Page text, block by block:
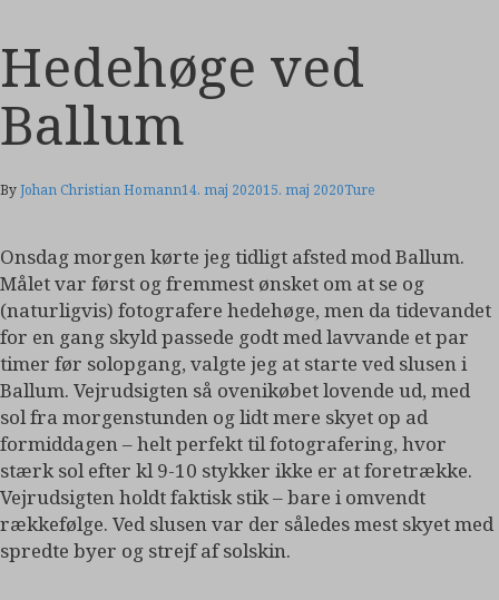
Hedehøge ved
Ballum
ByJohan Christian Homann14. maj 202015. maj 2020Ture
Onsdag morgen kørte jeg tidligt afsted mod Ballum.
Målet var først og fremmest ønsket om at se og
(naturligvis) fotografere hedehøge, men da tidevandet
for en gang skyld passede godt med lavvande et par
timer før solopgang, valgte jeg at starte ved slusen i
Ballum. Vejrudsigten så ovenikøbet lovende ud, med
sol fra morgenstunden og lidt mere skyet op ad
formiddagen – helt perfekt til fotografering, hvor
stærk sol efter kl 9-10 stykker ikke er at foretrække.
Vejrudsigten holdt faktisk stik – bare i omvendt
rækkefølge. Ved slusen var der således mest skyet med
spredte byer og strejf af solskin.